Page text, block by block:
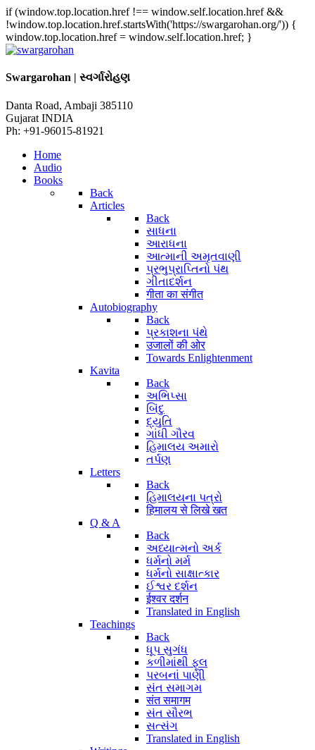
if (window.top.location.href !== window.self.location.href &&
!window.top.location.href.startsWith('https://swargarohan.org/')) {
window.top.location.href = window.self.location.href; }
Swargarohan | સ્વર્ગારોહણ
Danta Road, Ambaji 385110
Gujarat INDIA
Ph: +91-96015-81921
Home
Audio
Books
Back
Articles
Back
સાધના
આરાધના
આત્માની અમૃતવાણી
પ્રભુપ્રાપ્તિનો પંથ
ગીતાદર્શન
गीता का संगीत
Autobiography
Back
પ્રકાશના પંથે
उजालों की ओर
Towards Enlightenment
Kavita
Back
અભિપ્સા
બિંદુ
દ્યુતિ
ગાંધી ગૌરવ
હિમાલય અમારો
તર્પણ
Letters
Back
હિમાલયના પત્રો
हिमालय से लिखे खत
Q & A
Back
અધ્યાત્મનો અર્ક
ધર્મનો મર્મ
ધર્મનો સાક્ષાત્કાર
ઈશ્વર દર્શન
ईश्वर दर्शन
Translated in English
Teachings
Back
ધૂપ સુગંધ
કળીમાંથી ફૂલ
પરબનાં પાણી
સંત સમાગમ
संत समागम
સંત સૌરભ
સત્સંગ
Translated in English